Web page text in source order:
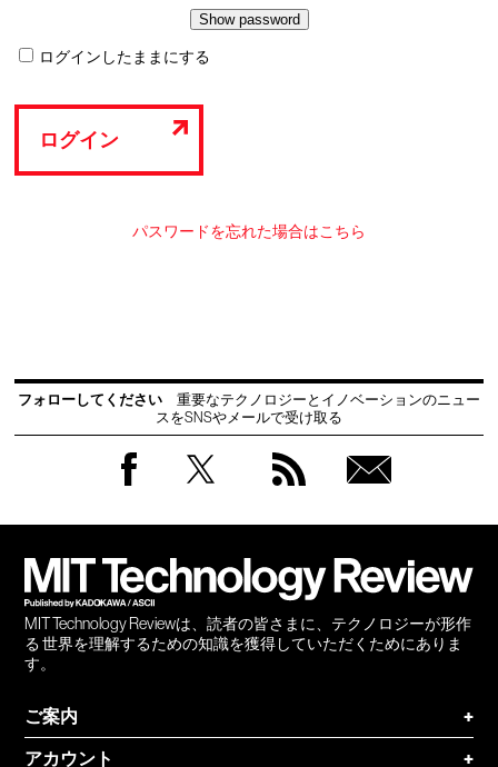
ログインしたままにする
ログイン
パスワードを忘れた場合はこちら
フォローしてください
重要なテクノロジーとイノベーションのニュー
スをSNSやメールで受け取る
MIT Technology Reviewは、読者の皆さまに、テクノロジーが形作
る 世界を理解するための知識を獲得していただくためにありま
す。
ご案内
+
アカウント
+